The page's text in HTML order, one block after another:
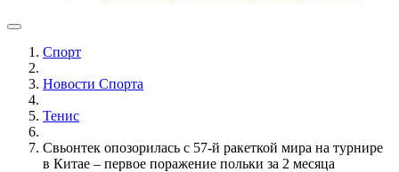
Спорт
Новости Cпорта
Тенис
Свьонтек опозорилась с 57-й ракеткой мира на турнире
в Китае – первое поражение польки за 2 месяца